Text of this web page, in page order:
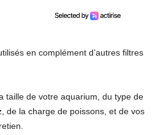
en complément d’autres filtres
taille de votre aquarium, du type de
de la charge de poissons, et de vos